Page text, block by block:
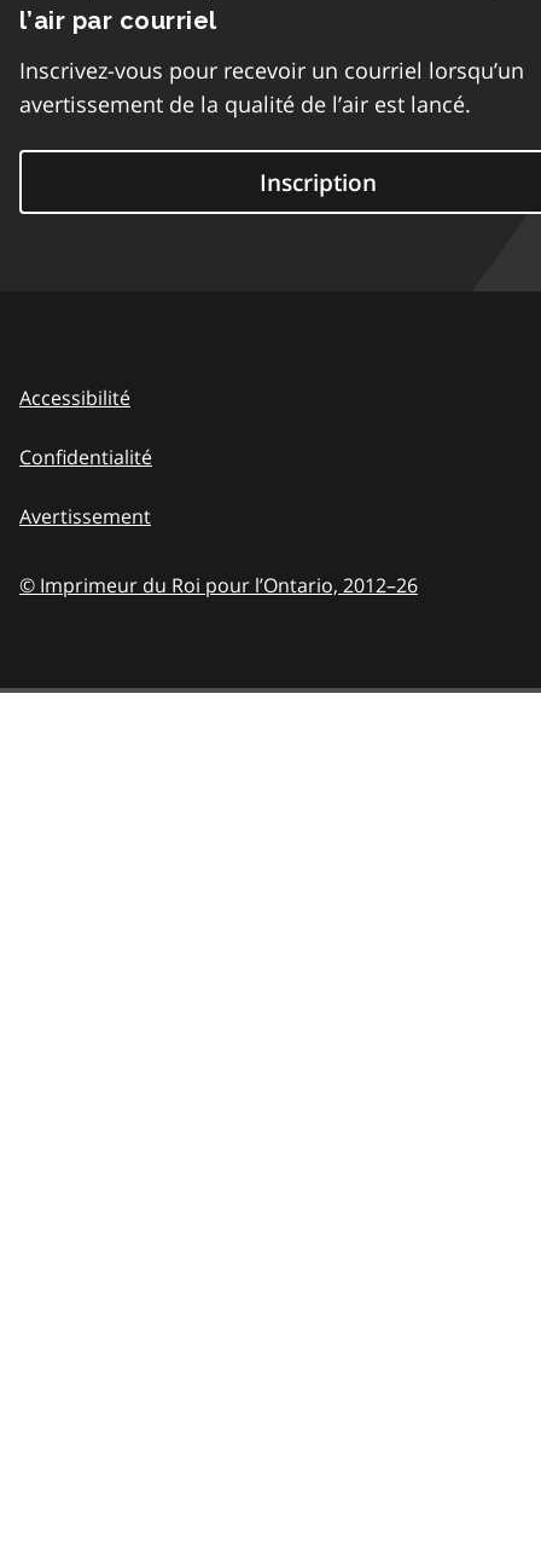
l’air par courriel
Inscrivez-vous pour recevoir un courriel lorsqu’un
avertissement de la qualité de l’air est lancé.
Inscription
Accessibilité
Confidentialité
Avertissement
© Imprimeur du Roi pour l’Ontario, 2012–26